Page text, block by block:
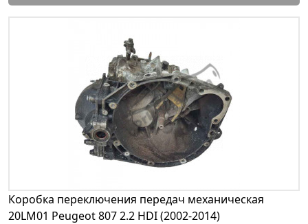
Коробка переключения передач механическая
20LM01 Peugeot 807 2.2 HDI (2002-2014)